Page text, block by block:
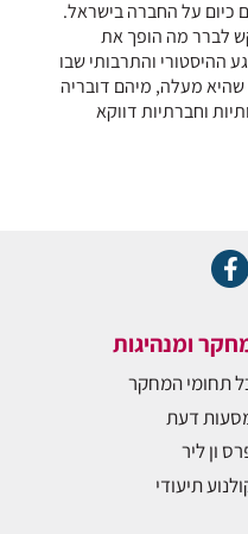
כיום על החברה בישראל.
לברר מה הופך את
ההיסטורי והתרבותי שבו
שהיא מעלה, מיהם דובריה
וחברתיות דווקא
ומנהיגות
תחומי המחקר
דעת
ון ליר
תיעודי